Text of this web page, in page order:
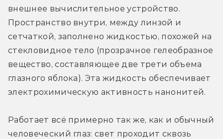
внешнее вычислительное устройство.
Пространство внутри, между линзой и
сетчаткой, заполнено жидкостью, похожей на
стекловидное тело (прозрачное гелеобразное
вещество, составляющее две трети объема
глазного яблока). Эта жидкость обеспечивает
электрохимическую активность нанонитей.
Работает всё примерно так же, как и обычный
человеческий глаз: свет проходит сквозь